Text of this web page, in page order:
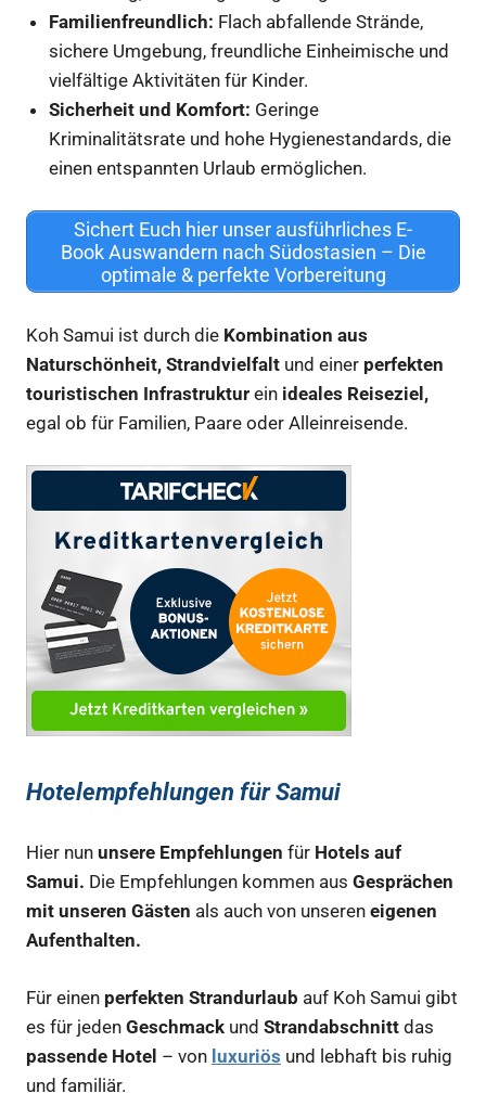
Familienfreundlich: Flach abfallende Strände,
sichere Umgebung, freundliche Einheimische und
vielfältige Aktivitäten für Kinder.
Sicherheit und Komfort: Geringe
Kriminalitätsrate und hohe Hygienestandards, die
einen entspannten Urlaub ermöglichen.
Sichert Euch hier unser ausführliches E-
Book Auswandern nach Südostasien – Die
optimale & perfekte Vorbereitung
Koh Samui ist durch die Kombination aus
Naturschönheit, Strandvielfalt und einer perfekten
touristischen Infrastruktur ein ideales Reiseziel,
egal ob für Familien, Paare oder Alleinreisende.
Hotelempfehlungen für Samui
Hier nun unsere Empfehlungen für Hotels auf
Samui. Die Empfehlungen kommen aus Gesprächen
mit unseren Gästen als auch von unseren eigenen
Aufenthalten.
Für einen perfekten Strandurlaub auf Koh Samui gibt
es für jeden Geschmack und Strandabschnitt das
passende Hotel – von luxuriös und lebhaft bis ruhig
und familiär.